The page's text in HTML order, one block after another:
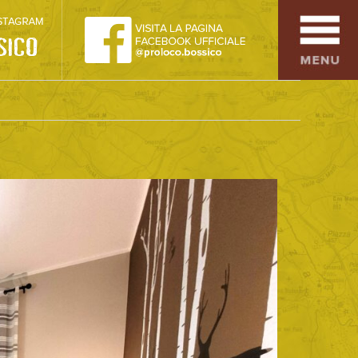
SAPORI TIPICI
ARTE E CULTURA
COMMERCIO
DINTORNI
CONTATTI